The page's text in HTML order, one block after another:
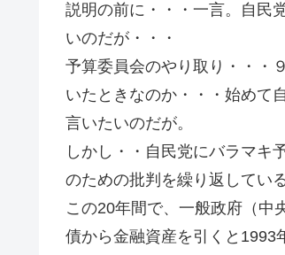
説明の前に・・・一言。自民
いのだが・・・
予算委員会のやり取り・・・
いたときなのか・・・始めて
言いたいのだが。
しかし・・自民党にバラマキ
のための批判を繰り返してい
この20年間で、一般政府（中
債から金融資産を引くと1993